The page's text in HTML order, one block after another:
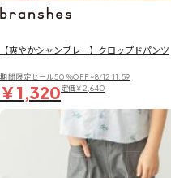
【爽やかシャンブレー】クロップドパンツ
期間限定セール50％OFF~8/12 11:59
￥1,320定価￥2,640